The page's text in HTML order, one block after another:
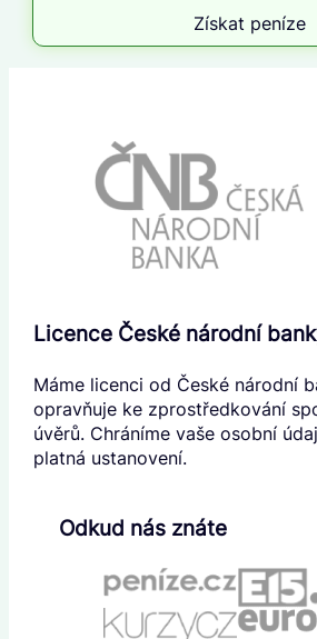
Získat peníze
Licence České národní
Máme licenci od České národní
opravňuje ke zprostředkování
úvěrů. Chráníme vaše osobní
platná ustanovení.
Odkud nás znáte